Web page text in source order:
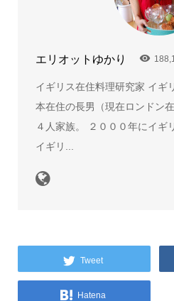
エリオットゆかり
イギリス在住料理研究家 イギ
本在住の長男（現在ロンドン
４人家族。 ２０００年にイギ
イギリ...
Tweet
Hatena